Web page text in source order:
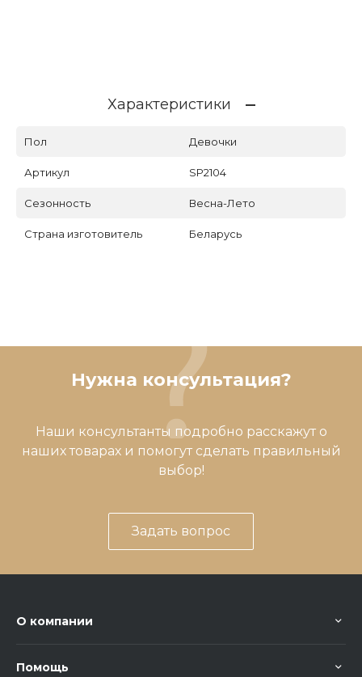
Характеристики
Пол Девочки
Артикул SP2104
Сезонность Весна-Лето
Страна изготовитель Беларусь
Нужна консультация?
Наши консультанты подробно расскажут о
наших товарах и помогут сделать правильный
выбор!
Задать вопрос
О компании
Помощь